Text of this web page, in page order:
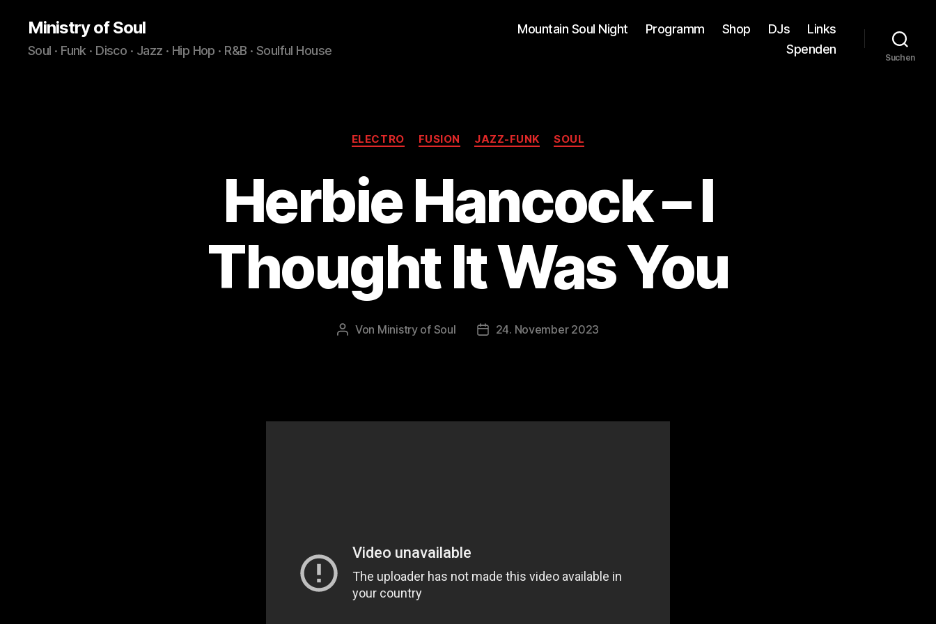
Ministry of Soul
Soul · Funk · Disco · Jazz · Hip Hop · R&B · Soulful House
Mountain Soul Night Programm Shop DJs
Links
Spenden
Suchen
Kategorien
ELECTRO FUSION JAZZ-FUNK SOUL
Herbie Hancock – I
Thought It Was You
Beitragsautor
Von Ministry of Soul Veröffentlichungsdatum
24. November 2023